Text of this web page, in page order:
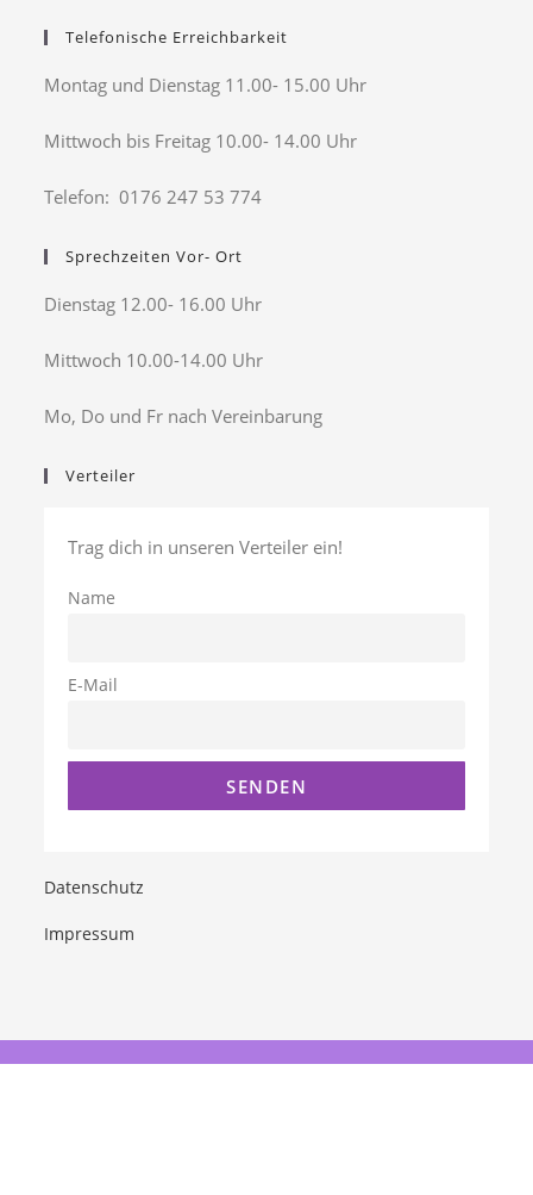
Telefonische Erreichbarkeit
Montag und Dienstag 11.00- 15.00 Uhr
Mittwoch bis Freitag 10.00- 14.00 Uhr
Telefon: 0176 247 53 774
Sprechzeiten Vor- Ort
Dienstag 12.00- 16.00 Uhr
Mittwoch 10.00-14.00 Uhr
Mo, Do und Fr nach Vereinbarung
Verteiler
Trag dich in unseren Verteiler ein!
Name
E-Mail
Datenschutz
Impressum